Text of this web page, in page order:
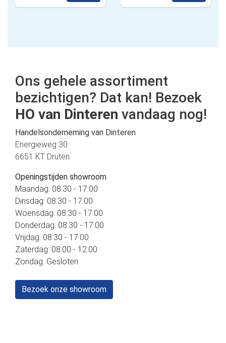
Ons gehele assortiment
bezichtigen? Dat kan! Bezoek
HO van Dinteren vandaag nog!
Handelsonderneming van Dinteren
Energieweg 30
6651 KT Druten
Openingstijden showroom
Maandag: 08:30 - 17:00
Dinsdag: 08:30 - 17:00
Woensdag: 08:30 - 17:00
Donderdag: 08:30 - 17:00
Vrijdag: 08:30 - 17:00
Zaterdag: 08:00 - 12:00
Zondag: Gesloten
Bezoek onze showroom